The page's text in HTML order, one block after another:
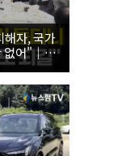
자, 국가
없어"｜